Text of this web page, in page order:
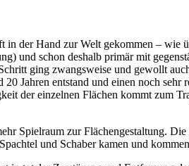
der Hand zur Welt gekommen – wie
und schon deshalb primär mit
ging zwangsweise und gewollt
Jahren entstand und einen noch
der einzelnen Flächen kommt zum
Spielraum zur Flächengestaltung.
und Schaber kamen und